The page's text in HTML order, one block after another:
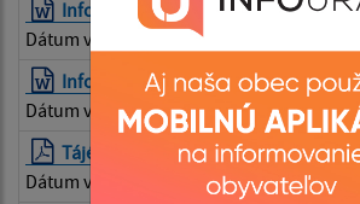
Informácia k žiadosti o voľbu
Dátum vyvesenia: 19.06.2023
Informácia k Žiadosti o voľbu poštou
Dátum vyvesenia:19.06.2023
Tájékoztató a választópolgár
Dátum vyvesenia: 19.06.2023